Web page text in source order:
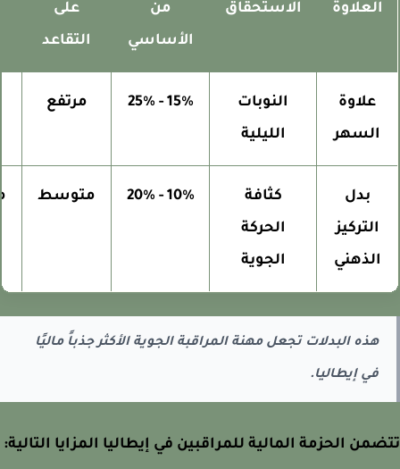
العلاوة
الاستحقاق
من
الأساسي
على
التقاعد
علاوة
السهر
النوبات
الليلية
15% - 25% مرتفع
بدل
التركيز
الذهني
كثافة
الحركة
الجوية
10% - 20% متوسط
هذه البدلات تجعل مهنة المراقبة الجوية الأكثر جذباً ماليًا
في إيطاليا.
الحزمة المالية للمراقبين في إيطاليا المزايا التالية: